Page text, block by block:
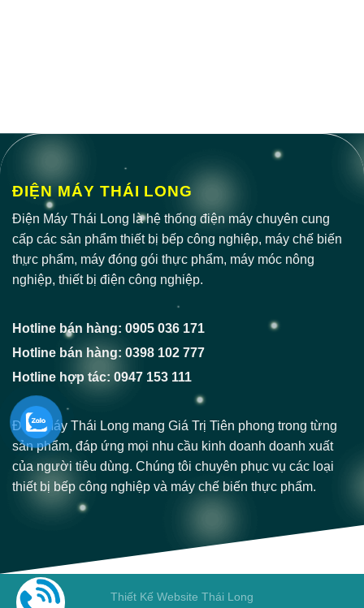
ĐIỆN MÁY THÁI LONG
Điện Máy Thái Long là hệ thống điện máy chuyên cung
cấp các sản phẩm thiết bị bếp công nghiệp, máy chế biến
thực phẩm, máy đóng gói thực phẩm, máy móc nông
nghiệp, thiết bị điện công nghiệp.
Hotline bán hàng: 0905 036 171
Hotline bán hàng: 0398 102 777
Hotline hợp tác: 0947 153 111
Điện Máy Thái Long mang Giá Trị Tiên phong trong từng
sản phẩm, đáp ứng mọi nhu cầu kinh doanh doanh xuất
của người tiêu dùng. Chúng tôi chuyên phục vụ các loại
thiết bị bếp công nghiệp và máy chế biến thực phẩm.
Thiết Kế Website Thái Long